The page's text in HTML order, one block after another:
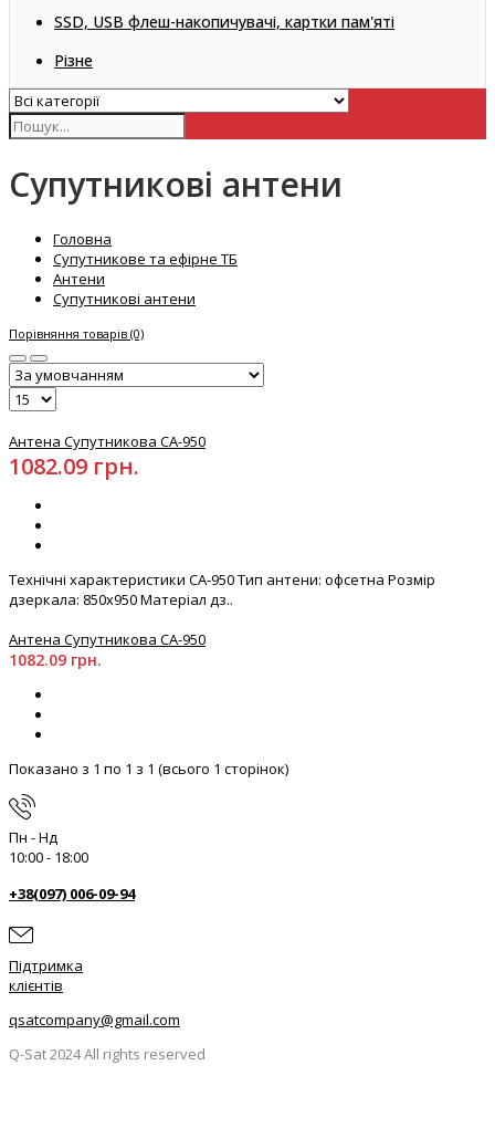
SSD, USB флеш-накопичувачі, картки пам'яті
Різне
Супутникові антени
Головна
Супутникове та ефірне ТБ
Антени
Супутникові антени
Порівняння товарів (0)
Антена Супутникова СА-950
1082.09 грн.
Технічні характеристики СА-950 Тип антени: офсетна Розмір
дзеркала: 850x950 Матеріал дз..
Антена Супутникова СА-950
1082.09 грн.
Показано з 1 по 1 з 1 (всього 1 сторінок)
Пн - Нд
10:00 - 18:00
+38(097) 006-09-94
Підтримка
клієнтів
qsatcompany@gmail.com
Q-Sat 2024 All rights reserved